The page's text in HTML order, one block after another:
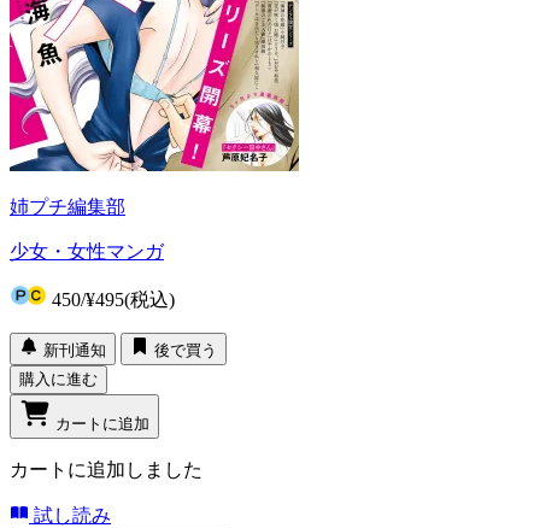
姉プチ編集部
少女・女性マンガ
450/¥495(税込)
新刊通知
後で買う
購入に進む
カートに追加
カートに追加しました
試し読み